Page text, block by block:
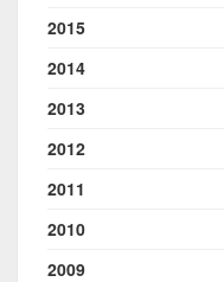
2015
2014
2013
2012
2011
2010
2009